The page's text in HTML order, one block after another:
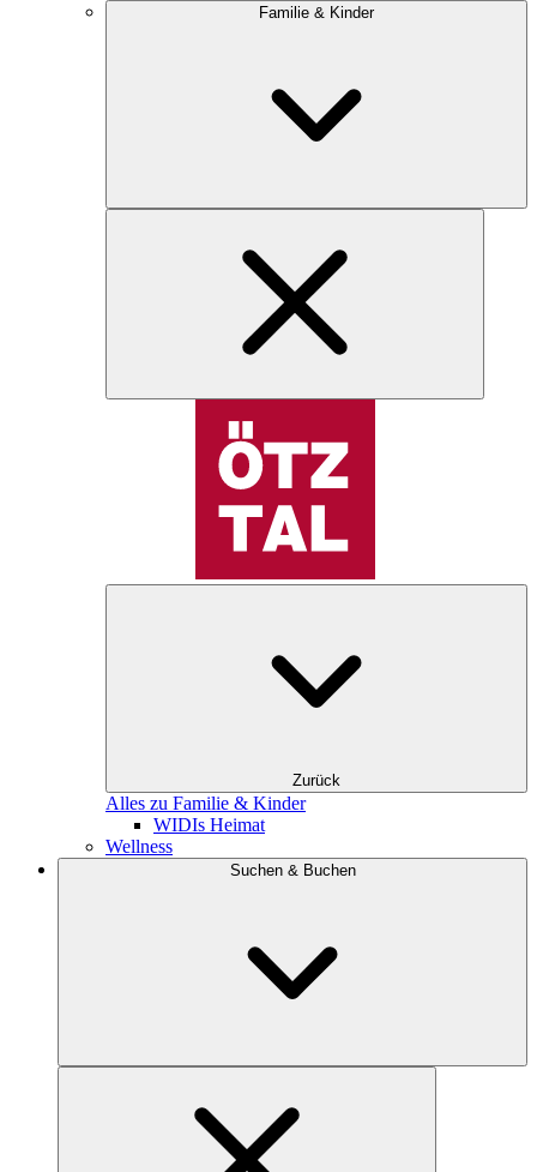
Familie & Kinder
Zurück
Alles zu Familie & Kinder
WIDIs Heimat
Wellness
Suchen & Buchen